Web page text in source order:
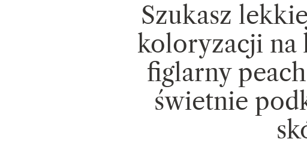
Szukasz
koloryzacji na
figlarny
świetnie